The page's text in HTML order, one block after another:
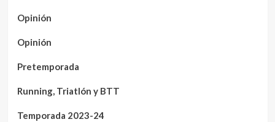
Opinión
Opinión
Pretemporada
Running, Triatlón y BTT
Temporada 2023-24